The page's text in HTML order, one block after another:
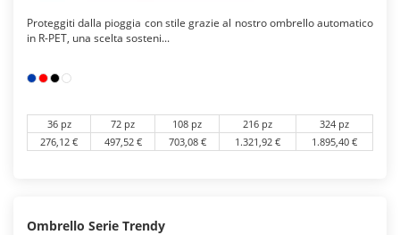
Proteggiti dalla pioggia con stile grazie al nostro ombrello automatico
in R-PET, una scelta sosteni...
36 pz 72 pz 108 pz 216 pz
324 pz
276,12 €
497,52 € 703,08 € 1.321,92 € 1.895,40 €
Ombrello Serie Trendy